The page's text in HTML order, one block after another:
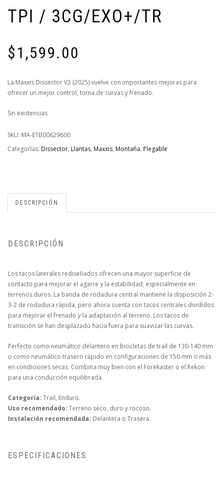
TPI / 3CG/EXO+/TR
$1,599.00
La Maxxis Dissector V2 (2025) vuelve con importantes mejoras para
ofrecer un mejor control, toma de curvas y frenado.
Sin existencias
SKU: MA-ETB00629600
Categorías: Dissector, Llantas, Maxxis, Montaña, Plegable
DESCRIPCIÓN
DESCRIPCIÓN
Los tacos laterales rediseñados ofrecen una mayor superficie de
contacto para mejorar el agarre y la estabilidad, especialmente en
terrenos duros. La banda de rodadura central mantiene la disposición 2-
3-2 de rodadura rápida, pero ahora cuenta con tacos centrales divididos
para mejorar el frenado y la adaptación al terreno. Los tacos de
transición se han desplazado hacia fuera para suavizar las curvas.
Perfecto como neumático delantero en bicicletas de trail de 130-140 mm
o como neumático trasero rápido en configuraciones de 150 mm o más
en condiciones secas. Combina muy bien con el Forekaster o el Rekon
para una conducción equilibrada.
Categoría: Trail, Enduro.
Uso recomendado: Terreno seco, duro y rocoso.
Instalación recomendada: Delantera o Trasera.
ESPECIFICACIONES